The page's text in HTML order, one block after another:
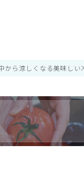
から涼しくなる美味しい